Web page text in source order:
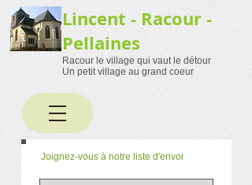
Lincent - Racour -
Pellaines
Racour le village qui vaut le détour
Un petit village au grand coeur
Joignez-vous à notre liste d'envoi